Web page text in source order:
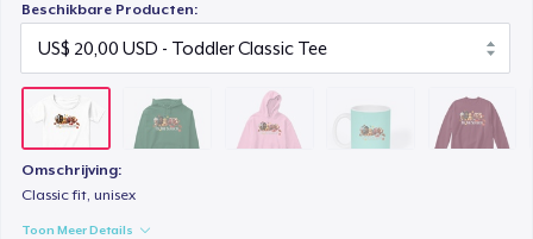
Beschikbare Producten:
Omschrijving:
Classic fit, unisex
Toon Meer Details
Baby Premium Onesie
US$ 22,00
Classic Long Sleeve Tee
US$ 26,00